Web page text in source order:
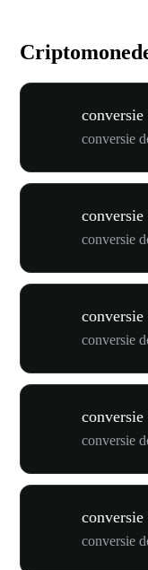
conversie
conversie
conversie
conversie
conversie